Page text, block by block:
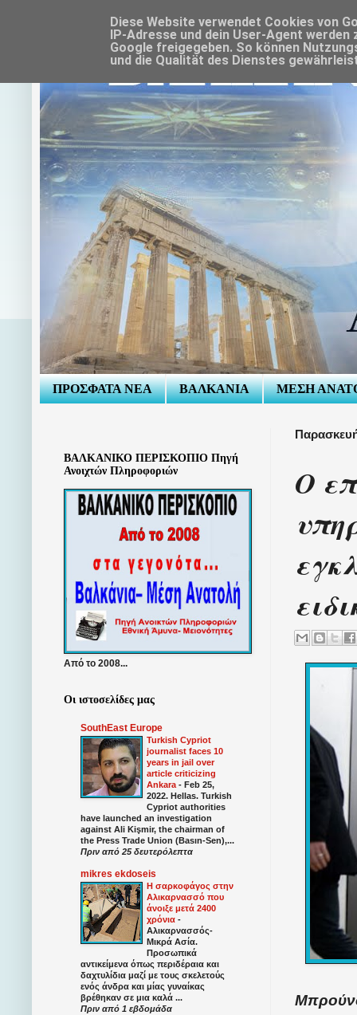
ΠΡΟΣΦΑΤΑ ΝΕΑ ΒΑΛΚΑΝΙΑ ΜΕΣΗ
Ο
ΒΑΛΚΑΝΙΚΟ ΠΕΡΙΣΚΟΠΙΟ Πηγή
Ανοιχτών Πληροφοριών
Από το 2008...
Οι ιστοσελίδες μας
SouthEast Europe
Turkish Cypriot
journalist faces 10
years in jail over
article criticizing
Ankara - Feb 25,
2022. Hellas. Turkish
Cypriot authorities
have launched an investigation
against Ali Kişmir, the chairman of
the Press Trade Union (Basın-Sen),...
Πριν από 25 δευτερόλεπτα
mikres ekdoseis
Η σαρκοφάγος στην
Αλικαρνασσό που
άνοιξε μετά 2400
χρόνια -
Αλικαρνασσός-
Μικρά Ασία.
Προσωπικά
αντικείμενα όπως περιδέραια και
δαχτυλίδια μαζί με τους σκελετούς
ενός άνδρα και μίας γυναίκας
βρέθηκαν σε μια καλά ...
Πριν από 1 εβδομάδα
Diese Website verwendet Cookies von
IP-Adresse und dein User-Agent
Google freigegeben. So können
und die Qualität des Dienstes